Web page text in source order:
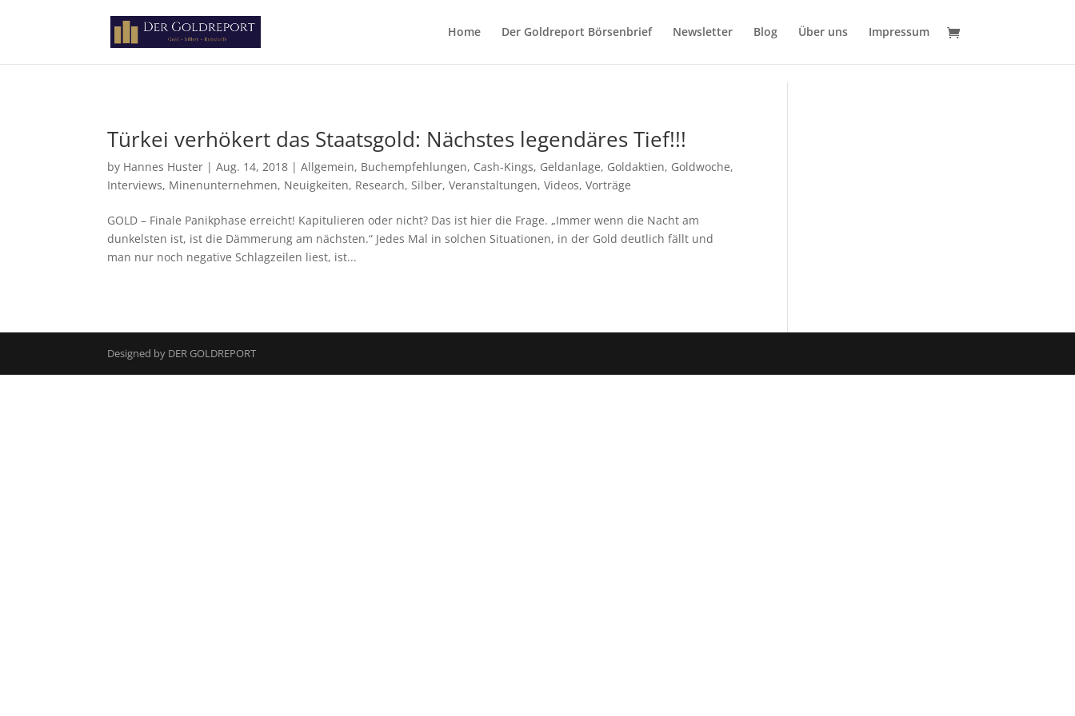
Home
Der Goldreport Börsenbrief Newsletter Blog Über uns Impressum
Türkei verhökert das Staatsgold: Nächstes legendäres Tief!!!
by Hannes Huster |Aug. 14, 2018 |Allgemein, Buchempfehlungen, Cash-Kings, Geldanlage, Goldaktien, Goldwoche,
Interviews, Minenunternehmen, Neuigkeiten, Research,Silber,Veranstaltungen,Videos,Vorträge
GOLD – Finale Panikphase erreicht! Kapitulieren oder nicht? Das ist hier die Frage. „Immer wenn die Nacht am
dunkelsten ist, ist die Dämmerung am nächsten.“ Jedes Mal in solchen Situationen, in der Gold deutlich fällt und
man nur noch negative Schlagzeilen liest, ist...
Designed by DER GOLDREPORT